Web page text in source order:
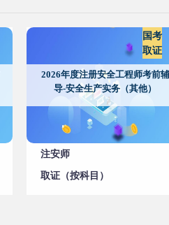
国考
取证
2026年度注册安全工程师考前辅
导-安全生产实务（其他）
注安师
取证（按科目）